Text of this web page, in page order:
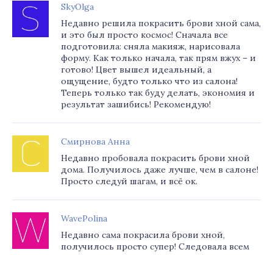
SkyOlga
Недавно решила покрасить брови хной сама,
и это был просто космос! Сначала все
подготовила: сняла макияж, нарисовала
форму. Как только начала, так прям вжух – и
готово! Цвет вышел идеальный, а
ощущение, будто только что из салона!
Теперь только так буду делать, экономия и
результат зашибись! Рекомендую!
Смирнова Анна
Недавно пробовала покрасить брови хной
дома. Получилось даже лучше, чем в салоне!
Просто следуй шагам, и всё ок.
WavePolina
Недавно сама покрасила брови хной,
получилось просто супер! Следовала всем